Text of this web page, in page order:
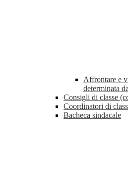
Affrontare e
determinata
Consigli di classe
Coordinatori di
Bacheca sindacale